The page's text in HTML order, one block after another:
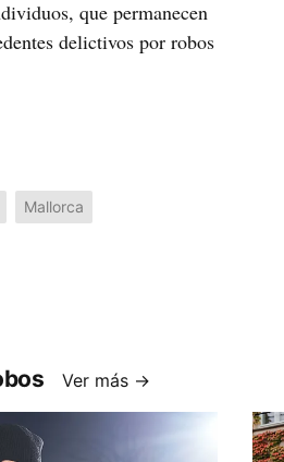
que permanecen
delictivos por robos
Mallorca
Ver más →